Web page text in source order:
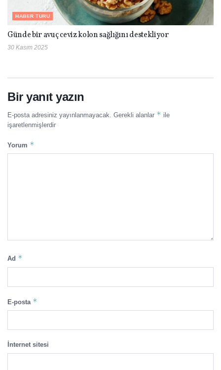
HABER TURU
Günde bir avuç ceviz kolon sağlığını destekliyor
30 Kasım 2025
Bir yanıt yazın
E-posta adresiniz yayınlanmayacak. Gerekli alanlar * ile
işaretlenmişlerdir
Yorum *
Ad *
E-posta *
İnternet sitesi